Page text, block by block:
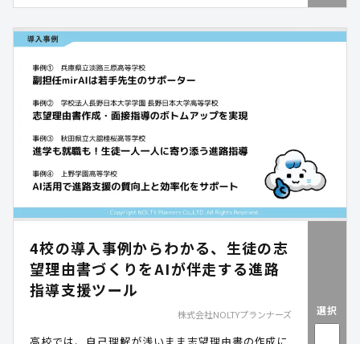
4校の導入事例からわかる、生徒の志
望理由書づくりをAIが伴走する進路
指導支援ツール
株式会社NOLTYプランナーズ 選択